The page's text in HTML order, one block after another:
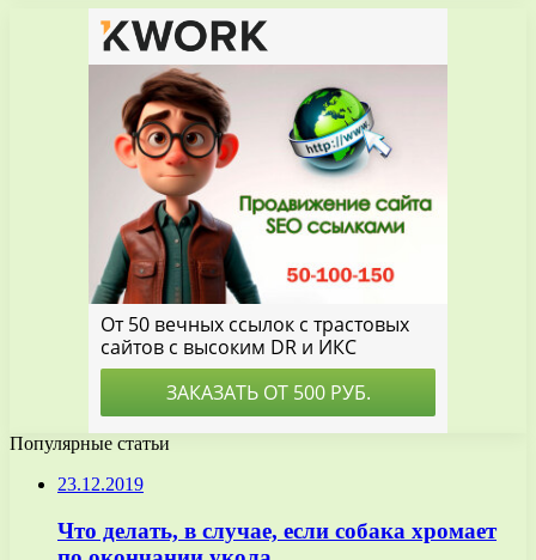
Популярные статьи
23.12.2019
Что делать, в случае, если собака хромает